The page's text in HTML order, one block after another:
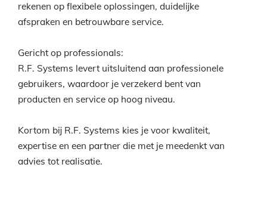
rekenen op flexibele oplossingen, duidelijke
afspraken en betrouwbare service.
Gericht op professionals:
R.F. Systems levert uitsluitend aan professionele
gebruikers, waardoor je verzekerd bent van
producten en service op hoog niveau.
Kortom bij R.F. Systems kies je voor kwaliteit,
expertise en een partner die met je meedenkt van
advies tot realisatie.